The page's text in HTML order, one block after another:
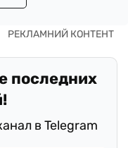
последних
в Telegram